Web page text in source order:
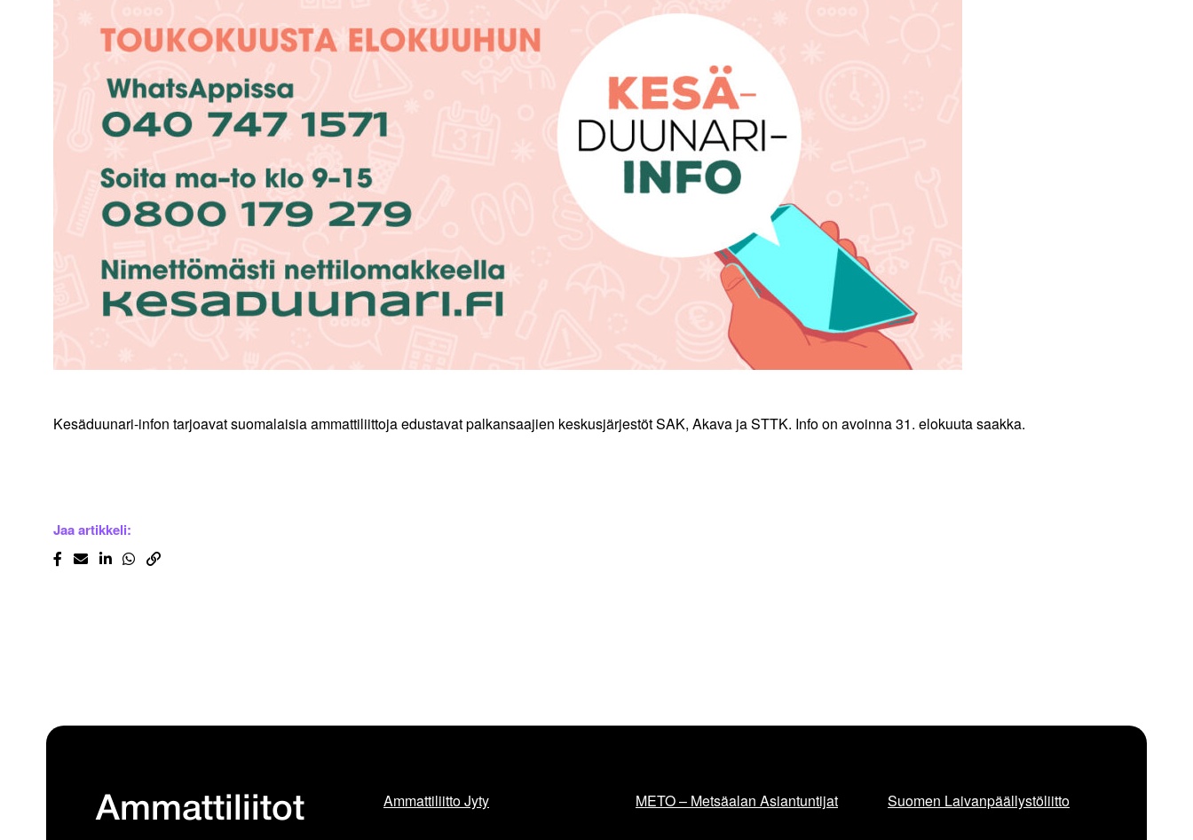
Kesäduunari-infon tarjoavat suomalaisia ammattiliittoja edustavat palkansaajien keskusjärjestöt SAK, Akava ja STTK. Info on avoinna 31. elokuuta saakka.
Jaa artikkeli:
Ammattiliitot Ammattiliitto Jyty METO – Metsäalan Asiantuntijat Suomen Laivanpäällystöliitto